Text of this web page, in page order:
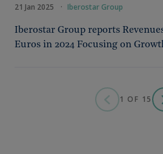
Iberostar Group reports
Euros in 2024 Focusing on
21 Jan 2025 · Iberostar Group
1 OF 15